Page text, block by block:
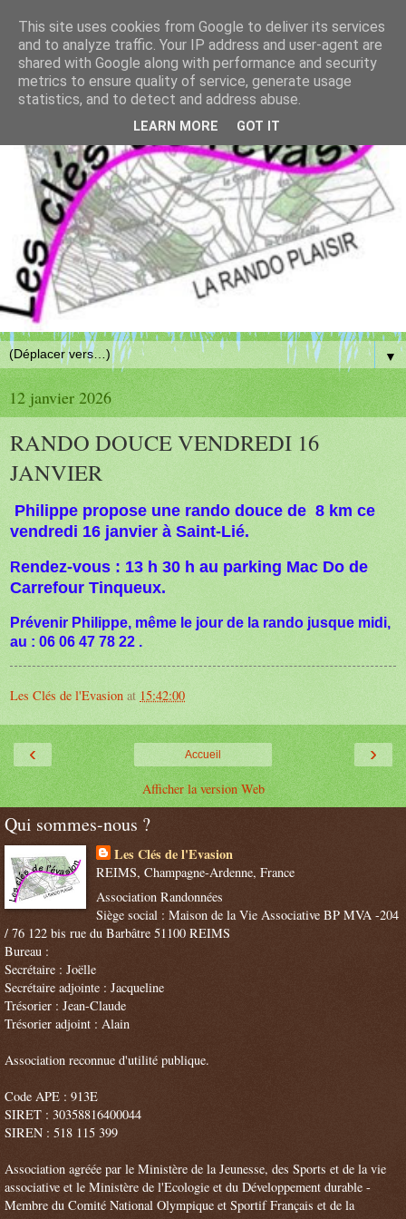
▼
12 janvier 2026
RANDO DOUCE VENDREDI 16
JANVIER
Philippe propose une rando douce de 8 km ce
vendredi 16 janvier à Saint-Lié.
Rendez-vous : 13 h 30 h au parking Mac Do de
Carrefour Tinqueux.
Prévenir Philippe, même le jour de la rando jusque midi,
au : 06 06 47 78 22 .
Les Clés de l'Evasion at 15:42:00
‹ ›
Accueil
Afficher la version Web
Qui sommes-nous ?
Les Clés de l'Evasion
REIMS, Champagne-Ardenne, France
Association Randonnées
Siège social : Maison de la Vie Associative BP MVA -204
/ 76 122 bis rue du Barbâtre 51100 REIMS
Bureau :
Secrétaire : Joëlle
Secrétaire adjointe : Jacqueline
Trésorier : Jean-Claude
Trésorier adjoint : Alain
Association reconnue d'utilité publique.
Code APE : 913E
SIRET : 30358816400044
SIREN : 518 115 399
Association agréée par le Ministère de la Jeunesse, des Sports et de la vie
associative et le Ministère de l'Ecologie et du Développement durable -
Membre du Comité National Olympique et Sportif Français et de la
This site uses cookies from Google to deliver its services
and to analyze traffic. Your IP address and user-agent are
shared with Google along with performance and security
metrics to ensure quality of service, generate usage
statistics, and to detect and address abuse.
LEARN MORE GOT IT